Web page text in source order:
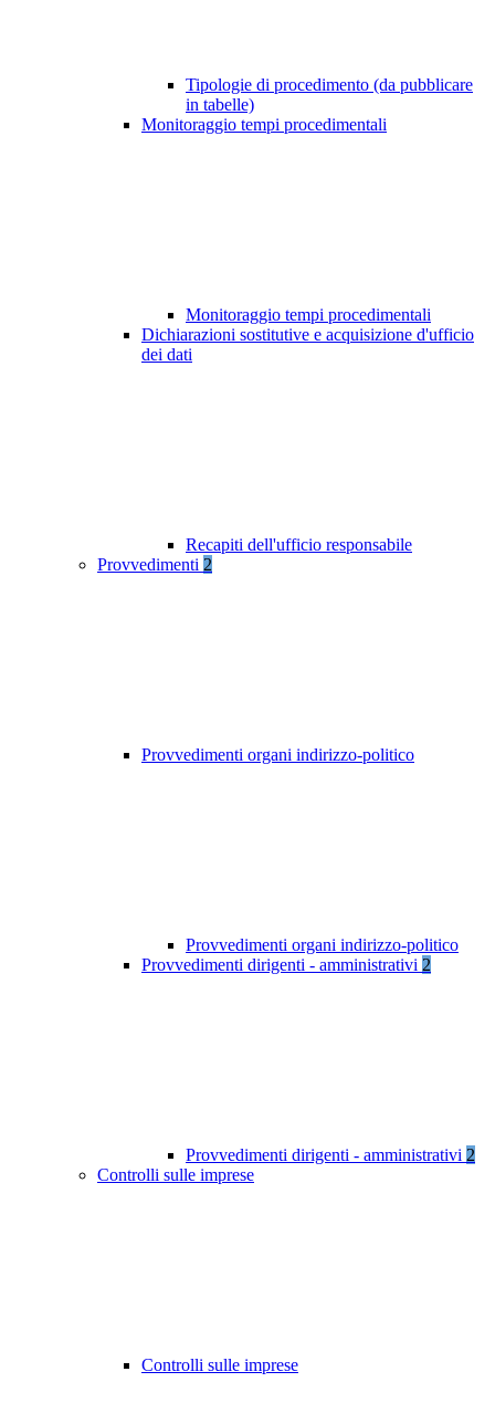
Tipologie di procedimento (da pubblicare
in tabelle)
Monitoraggio tempi procedimentali
Monitoraggio tempi procedimentali
Dichiarazioni sostitutive e acquisizione d'ufficio
dei dati
Recapiti dell'ufficio responsabile
Provvedimenti 2
Provvedimenti organi indirizzo-politico
Provvedimenti organi indirizzo-politico
Provvedimenti dirigenti - amministrativi 2
Provvedimenti dirigenti - amministrativi 2
Controlli sulle imprese
Controlli sulle imprese